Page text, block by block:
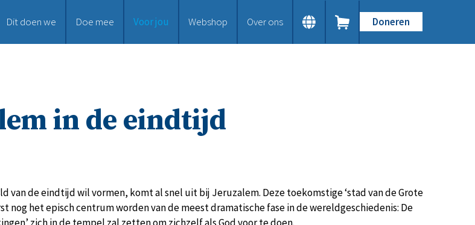
Dit doen we Doe mee Voor jou Webshop Over ons Doneren
in de eindtijd
van de eindtijd wil vormen, komt al snel uit bij Jeruzalem. Deze toekomstige ‘stad van de Grote
nog het episch centrum worden van de meest dramatische fase in de wereldgeschiedenis: De
Doneer
Bid mee